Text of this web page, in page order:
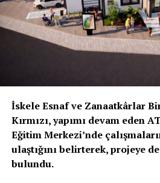
İskele Esnaf ve Zanaatkârlar
Kırmızı, yapımı devam eden
Eğitim Merkezi’nde
ulaştığını belirterek, projeye
bulundu.